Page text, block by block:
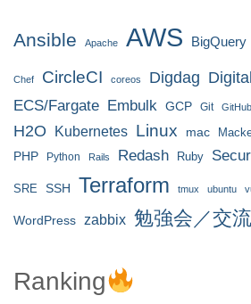
Ansible Apache AWS BigQuery
Chef CircleCI coreos Digdag
ECS/Fargate Embulk GCP Git GitHub
H2O Kubernetes Linux mac
PHP Python Rails Redash Ruby
SRE SSH Terraform tmux ubuntu
WordPress zabbix 勉強会／交
Ranking